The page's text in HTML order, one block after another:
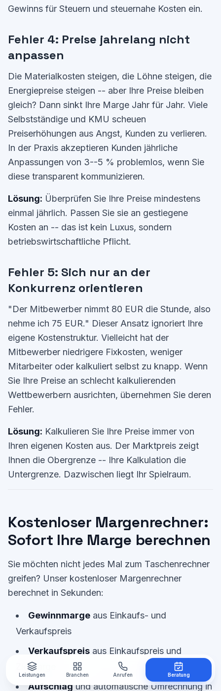
Gewinns für Steuern und steuernahe Kosten ein.
Fehler 4: Preise jahrelang nicht
anpassen
Die Materialkosten steigen, die Löhne steigen, die
Energiepreise steigen -- aber Ihre Preise bleiben
gleich? Dann sinkt Ihre Marge Jahr für Jahr. Viele
Selbstständige und KMU scheuen
Preiserhöhungen aus Angst, Kunden zu verlieren.
In der Praxis akzeptieren Kunden jährliche
Anpassungen von 3--5 % problemlos, wenn Sie
diese transparent kommunizieren.
Lösung: Überprüfen Sie Ihre Preise mindestens
einmal jährlich. Passen Sie sie an gestiegene
Kosten an -- das ist kein Luxus, sondern
betriebswirtschaftliche Pflicht.
Fehler 5: Sich nur an der
Konkurrenz orientieren
"Der Mitbewerber nimmt 80 EUR die Stunde, also
nehme ich 75 EUR." Dieser Ansatz ignoriert Ihre
eigene Kostenstruktur. Vielleicht hat der
Mitbewerber niedrigere Fixkosten, weniger
Mitarbeiter oder kalkuliert selbst zu knapp. Wenn
Sie Ihre Preise an schlecht kalkulierenden
Wettbewerbern ausrichten, übernehmen Sie deren
Fehler.
Lösung: Kalkulieren Sie Ihre Preise immer von
Ihren eigenen Kosten aus. Der Marktpreis zeigt
Ihnen die Obergrenze -- Ihre Kalkulation die
Untergrenze. Dazwischen liegt Ihr Spielraum.
Kostenloser Margenrechner:
Sofort Ihre Marge berechnen
Sie möchten nicht jedes Mal zum Taschenrechner
greifen? Unser kostenloser Margenrechner
berechnet in Sekunden:
Gewinnmarge aus Einkaufs- und
Verkaufspreis
Verkaufspreis aus Einkaufspreis und
Zielmarge
Aufschlagund automatische Umrechnung in
Leistungen Branchen Anrufen Beratung